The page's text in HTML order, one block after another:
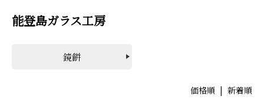
能登島ガラス工房
鏡餅
価格順 | 新着順